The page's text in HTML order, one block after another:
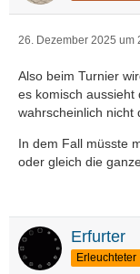
26. Dezember 2025 um
Also beim Turnier
es komisch aussieht
wahrscheinlich nicht
In dem Fall müsste
oder gleich die
Erfurter
Erleuchteter